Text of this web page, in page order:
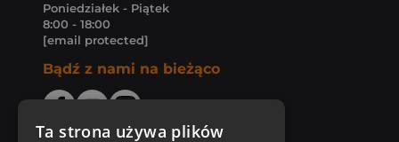
Poniedziałek - Piątek
8:00 - 18:00
[email protected]
Bądź z nami na bieżąco
Ta strona używa plików